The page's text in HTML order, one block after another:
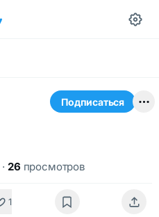
Подписаться
· 26 просмотров
1